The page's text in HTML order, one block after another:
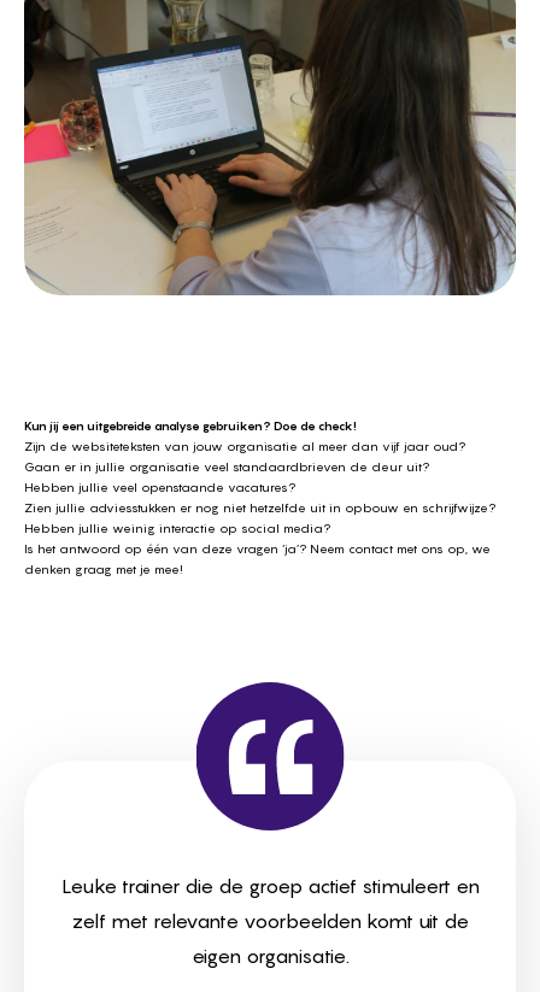
Kun jij een uitgebreide analyse gebruiken? Doe de check!
Zijn de websiteteksten van jouw organisatie al meer dan vijf jaar oud?
Gaan er in jullie organisatie veel standaardbrieven de deur uit?
Hebben jullie veel openstaande vacatures?
Zien jullie adviesstukken er nog niet hetzelfde uit in opbouw en schrijfwijze?
Hebben jullie weinig interactie op social media?
Is het antwoord op één van deze vragen ‘ja’? Neem contact met ons op, we
denken graag met je mee!
Leuke trainer die de groep actief stimuleert en
zelf met relevante voorbeelden komt uit de
eigen organisatie.